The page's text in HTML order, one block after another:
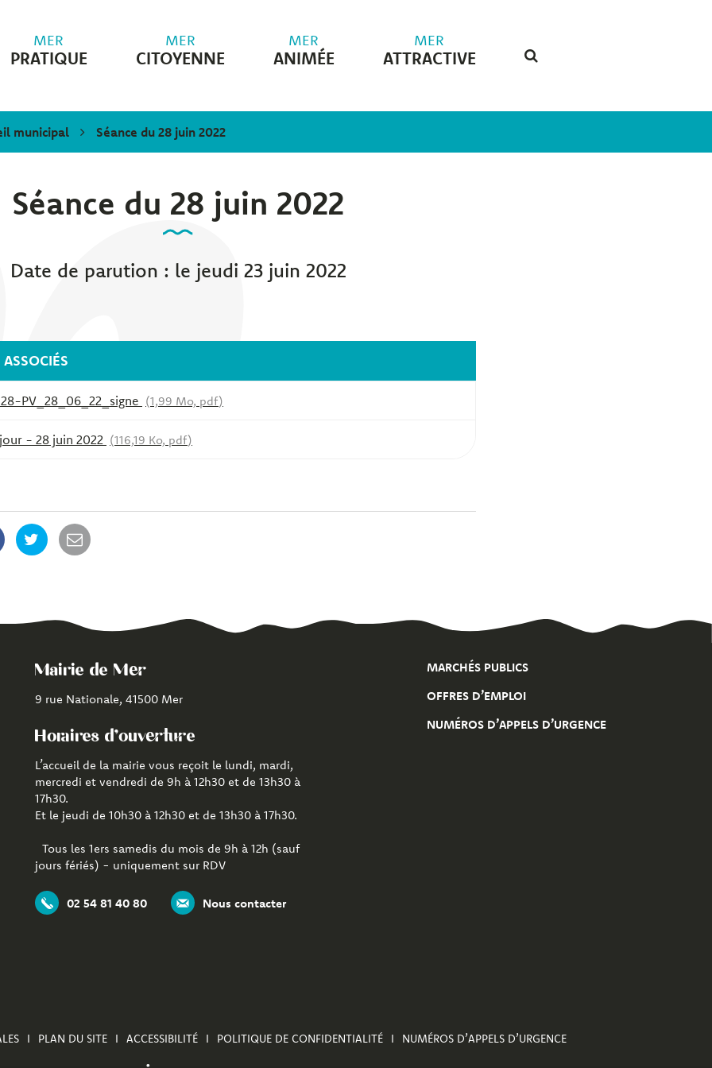
MER
PRATIQUE
MER
CITOYENNE
MER
ANIMÉE
MER
ATTRACTIVE
municipal Séance du 28 juin 2022
Séance du 28 juin 2022
Date de parution : le jeudi 23 juin 2022
PV_28_06_22_signe 1,99 Mo, pdf
- 28 juin 2022 116,19 Ko, pdf
Mairie de Mer
9 rue Nationale, 41500 Mer
Horaires d'ouverture
L’accueil de la mairie vous reçoit le lundi, mardi,
mercredi et vendredi de 9h à 12h30 et de 13h30 à
17h30.
Et le jeudi de 10h30 à 12h30 et de 13h30 à 17h30.
Tous les 1ers samedis du mois de 9h à 12h (sauf
jours fériés) - uniquement sur RDV
02 54 81 40 80 Nous contacter
MARCHÉS PUBLICS
OFFRES D’EMPLOI
NUMÉROS D’APPELS D’URGENCE
PLAN DU SITE ACCESSIBILITÉ POLITIQUE DE CONFIDENTIALITÉ NUMÉROS D’APPELS D’URGENCE